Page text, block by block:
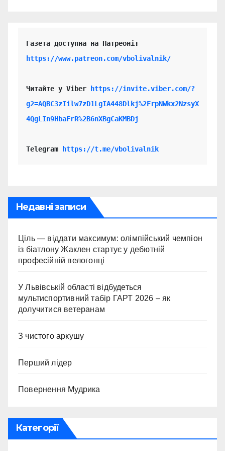
https://www.patreon.com/vbolivalnik/
Читайте у Viber
https://invite.viber.com/?
g2=AQBC3zIilw7zD1LgIA448Dlkj%2FrpNWkx2NzsyX
4QgLIn9HbaFrR%2B6nXBgCaKMBDj
Telegram https://t.me/vbolivalnik
Недавні записи
Ціль — віддати максимум: олімпійський чемпіон
із біатлону Жаклен стартує у дебютній
професійній велогонці
У Львівській області відбудеться
мультиспортивний табір ГАРТ 2026 – як
долучитися ветеранам
З чистого аркушу
Перший лідер
Повернення Мудрика
Категорії